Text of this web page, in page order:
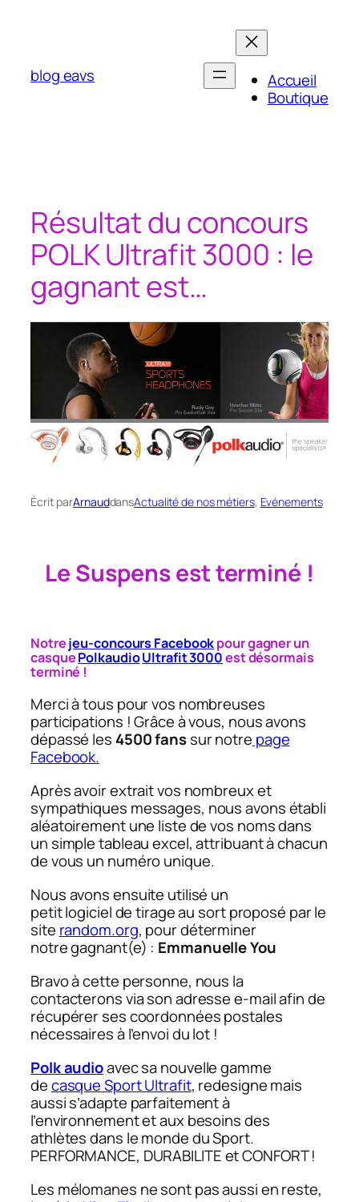
blog eavs
Accueil
Boutique
Résultat du concours
POLK Ultrafit 3000 : le
gagnant est…
Écrit parArnauddansActualité de nos métiers, Evénements
Le Suspens est terminé !
Notrejeu-concours Facebookpour gagner un
casquePolkaudioUltrafit 3000est désormais
terminé !
Merci à tous pour vos nombreuses
participations ! Grâce à vous, nous avons
dépassé les 4500 fanssur notre page
Facebook.
Après avoir extrait vos nombreux et
sympathiques messages, nous avons établi
aléatoirement une liste de vos noms dans
un simple tableau excel, attribuant à chacun
de vous un numéro unique.
Nous avons ensuite utilisé un
petit logiciel de tirage au sort proposé par le
site random.org, pour déterminer
notre gagnant(e) : Emmanuelle You
Bravo à cette personne, nous la
contacterons via son adresse e-mail afin de
récupérer ses coordonnées postales
nécessaires à l’envoi du lot !
Polk audioavec sa nouvelle gamme
decasque Sport Ultrafit, redesigne mais
aussi s’adapte parfaitement à
l’environnement et aux besoins des
athlètes dans le monde du Sport.
PERFORMANCE, DURABILITE et CONFORT !
Les mélomanes ne sont pas aussi en reste,